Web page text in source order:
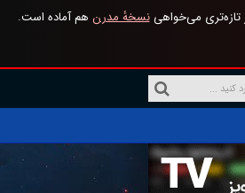
تازه‌تری می‌خواهینسخهٔ مدرن هم آماده است.